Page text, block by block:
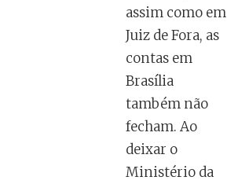
assim como em
Juiz de Fora, as
contas em
Brasília
também não
fecham. Ao
deixar o
Ministério da